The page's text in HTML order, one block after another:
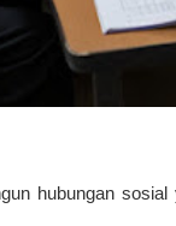
hubungan